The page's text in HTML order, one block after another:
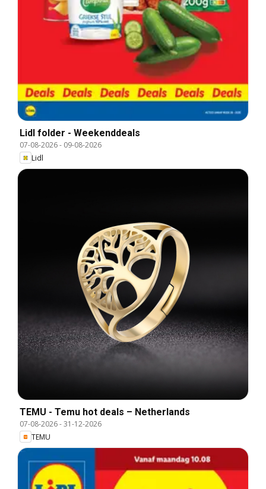
Lidl folder - Weekenddeals
07-08-2026- 09-08-2026
Lidl
TEMU - Temu hot deals – Netherlands
07-08-2026-31-12-2026
TEMU